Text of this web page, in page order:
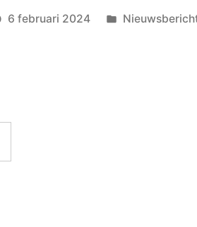
6 februari 2024
Geplaatst